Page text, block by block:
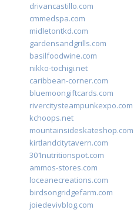
drivancastillo.com
cmmedspa.com
midletontkd.com
gardensandgrills.com
basilfoodwine.com
nikko-tochigi.net
caribbean-corner.com
bluemoongiftcards.com
rivercitysteampunkexpo.com
kchoops.net
mountainsideskateshop.com
kirtlandcitytavern.com
301nutritionspot.com
ammos-stores.com
loceanecreations.com
birdsongridgefarm.com
joiedevivblog.com